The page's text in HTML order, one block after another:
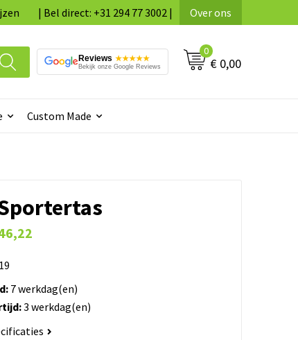
| Bel direct: +31 294 77 3002 | Over ons
Reviews ★★★★★
Bekijk onze Google Reviews
0
€ 0,00
Custom Made
7 werkdag(en)
3 werkdag(en)